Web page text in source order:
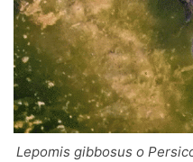
Lepomis gibbosus o